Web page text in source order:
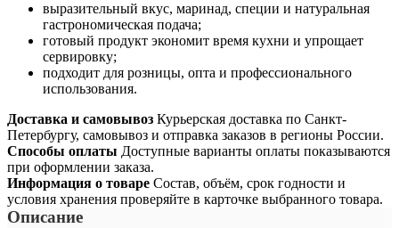
выразительный вкус, маринад, специи и натуральная
гастрономическая подача;
готовый продукт экономит время кухни и упрощает
сервировку;
подходит для розницы, опта и профессионального
использования.
Доставка и самовывоз Курьерская доставка по Санкт-
Петербургу, самовывоз и отправка заказов в регионы России.
Способы оплаты Доступные варианты оплаты показываются
при оформлении заказа.
Информация о товаре Состав, объём, срок годности и
условия хранения проверяйте в карточке выбранного товара.
Описание